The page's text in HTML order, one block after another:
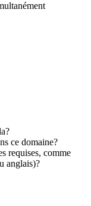
ce domaine?
requises, comme
anglais)?